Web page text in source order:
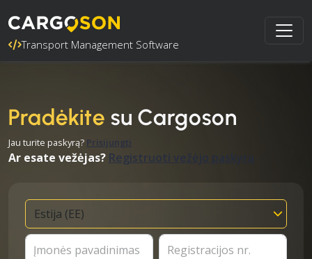
Transport Management Software
Pradėkite su Cargoson
Jau turite paskyrą? Prisijungti
Ar esate vežėjas? Registruoti vežėjo paskyrą
Įmonės pavadinimas Registracijos nr.